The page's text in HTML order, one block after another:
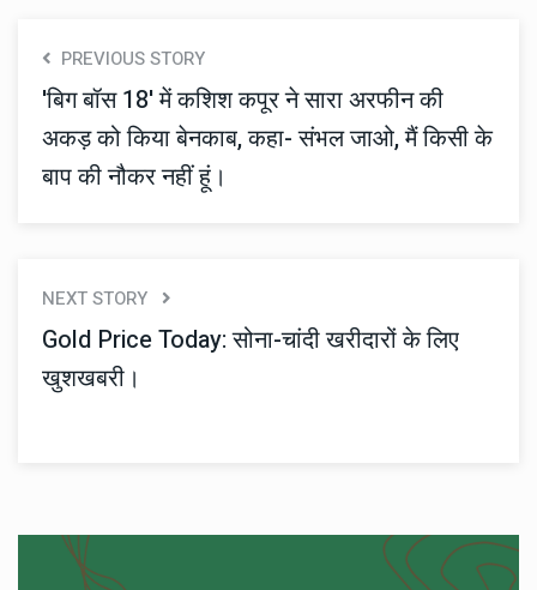
PREVIOUS STORY
'बिग बॉस 18' में कशिश कपूर ने सारा अरफीन की
अकड़ को किया बेनकाब, कहा- संभल जाओ, मैं किसी के
बाप की नौकर नहीं हूं।
NEXT STORY
Gold Price Today: सोना-चांदी खरीदारों के लिए
खुशखबरी।